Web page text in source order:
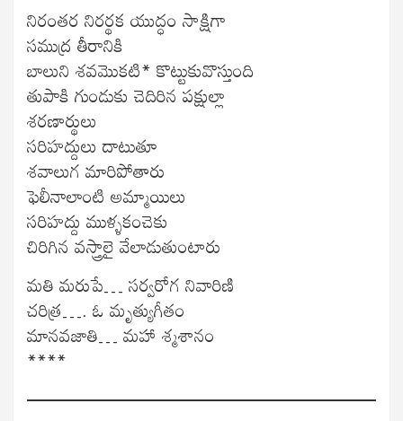
నిరంతర నిరర్థక యుద్ధం సాక్షిగా
సముద్ర తీరానికి
బాలుని శవమొకటి* కొట్టుకువొస్తుంది
తుపాకి గుండుకు చెదిరిన పక్షుల్లా
శరణార్థులు
సరిహద్దులు దాటుతూ
శవాలుగ మారిపోతారు
ఫెలీనాలాంటి అమ్మాయిలు
సరిహద్దు ముళ్ళకంచెకు
చిరిగిన వస్త్రాలై వేలాడుతుంటారు
మతి మరుపే… సర్వరోగ నివారిణి
చరిత్ర…. ఓ మృత్యుగీతం
మానవజాతి… మహా శ్మశానం
****